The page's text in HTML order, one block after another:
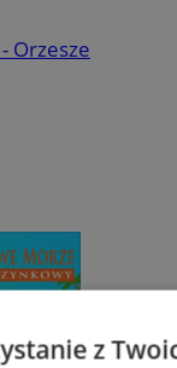
Orzesze
z